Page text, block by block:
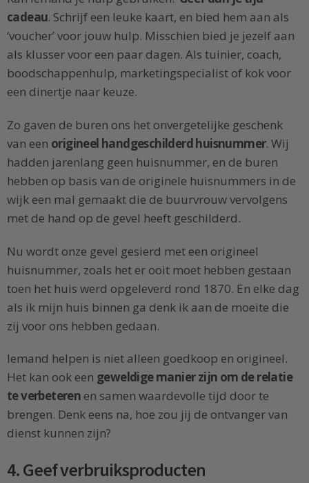
cadeau. Schrijf een leuke kaart, en bied hem aan als
‘voucher’ voor jouw hulp. Misschien bied je jezelf aan
als klusser voor een paar dagen. Als tuinier, coach,
boodschappenhulp, marketingspecialist of kok voor
een dinertje naar keuze.
Zo gaven de buren ons het onvergetelijke geschenk
van een origineel handgeschilderd huisnummer. Wij
hadden jarenlang geen huisnummer, en de buren
hebben op basis van de originele huisnummers in de
wijk een mal gemaakt die de buurvrouw vervolgens
met de hand op de gevel heeft geschilderd.
Nu wordt onze gevel gesierd met een origineel
huisnummer, zoals het er ooit moet hebben gestaan
toen het huis werd opgeleverd rond 1870. En elke dag
als ik mijn huis binnen ga denk ik aan de moeite die
zij voor ons hebben gedaan.
Iemand helpen is niet alleen goedkoop en origineel.
Het kan ook een geweldige manier zijn om de relatie
te verbeteren en samen waardevolle tijd door te
brengen. Denk eens na, hoe zou jij de ontvanger van
dienst kunnen zijn?
4. Geef verbruiksproducten